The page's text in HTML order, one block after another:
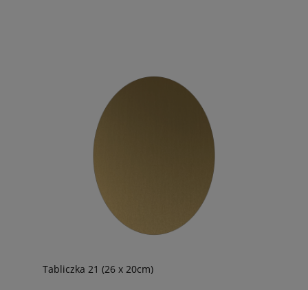
Tabliczka 21 (26 x 20cm)